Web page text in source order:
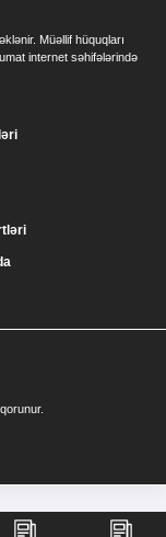
Müəllif hüquqları
internet səhifələrində